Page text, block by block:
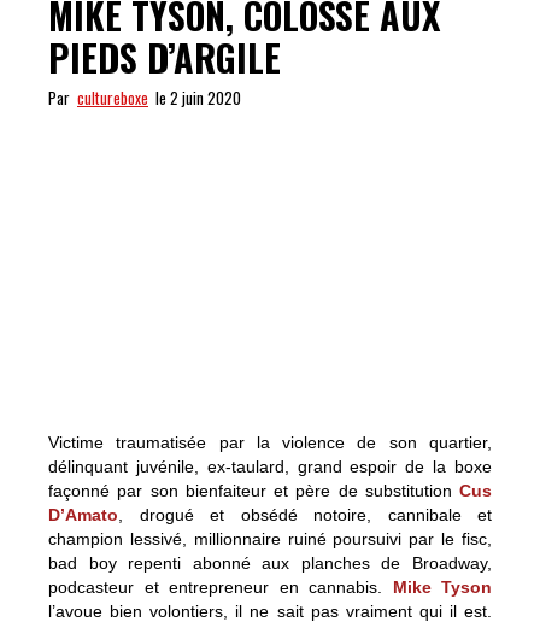
MIKE TYSON, COLOSSE AUX
PIEDS D’ARGILE
Par cultureboxe le 2 juin 2020
Victime traumatisée par la violence de son quartier,
délinquant juvénile, ex-taulard, grand espoir de la boxe
façonné par son bienfaiteur et père de substitution Cus
D’Amato , drogué et obsédé notoire, cannibale et
champion lessivé, millionnaire ruiné poursuivi par le fisc,
bad boy repenti abonné aux planches de Broadway,
podcasteur et entrepreneur en cannabis. Mike Tyson
l’avoue bien volontiers, il ne sait pas vraiment qui il est.